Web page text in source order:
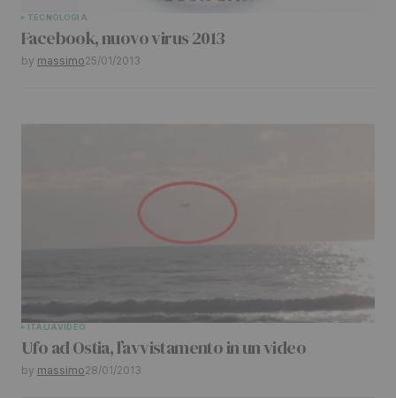
TECNOLOGIA
Facebook, nuovo virus 2013
by massimo25/01/2013
ITALIAVIDEO
Ufo ad Ostia, l’avvistamento in un video
by massimo28/01/2013